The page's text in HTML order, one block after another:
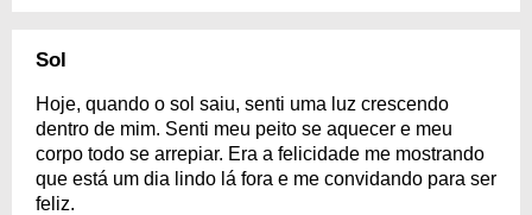
Sol
Hoje, quando o sol saiu, senti uma luz crescendo
dentro de mim. Senti meu peito se aquecer e meu
corpo todo se arrepiar. Era a felicidade me mostrando
que está um dia lindo lá fora e me convidando para ser
feliz.